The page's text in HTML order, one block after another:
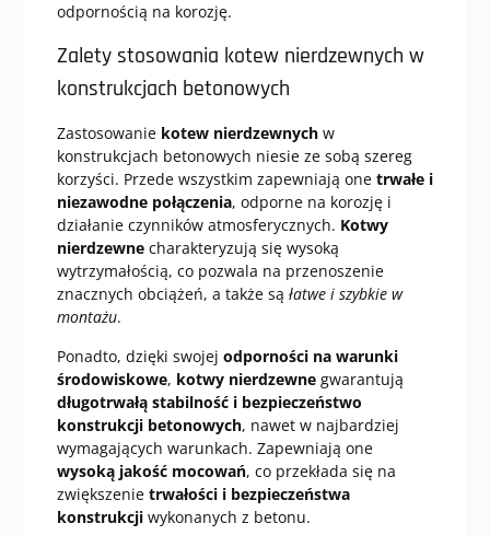
odpornością na korozję.
Zalety stosowania kotew nierdzewnych w
konstrukcjach betonowych
Zastosowanie kotew nierdzewnychw
konstrukcjach betonowych niesie ze sobą szereg
korzyści. Przede wszystkim zapewniają one trwałe i
niezawodne połączenia, odporne na korozję i
działanie czynników atmosferycznych. Kotwy
nierdzewnecharakteryzują się wysoką
wytrzymałością, co pozwala na przenoszenie
znacznych obciążeń, a także są łatwe i szybkie w
montażu.
Ponadto, dzięki swojej odporności na warunki
środowiskowe, kotwy nierdzewnegwarantują
długotrwałą stabilność i bezpieczeństwo
konstrukcji betonowych, nawet w najbardziej
wymagających warunkach. Zapewniają one
wysoką jakość mocowań, co przekłada się na
zwiększenie trwałości i bezpieczeństwa
konstrukcjiwykonanych z betonu.